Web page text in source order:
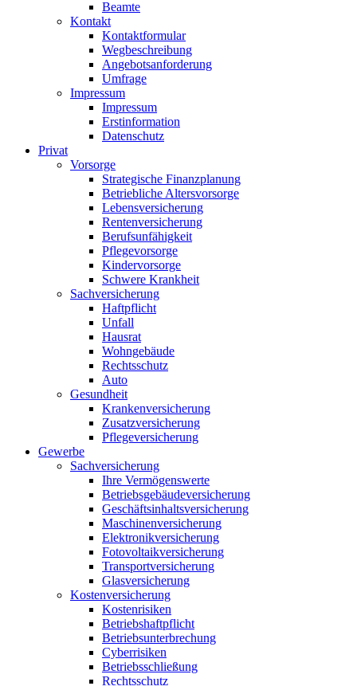
Beamte
Kontakt
Kontaktformular
Wegbeschreibung
Angebotsanforderung
Umfrage
Impressum
Impressum
Erstinformation
Datenschutz
Privat
Vorsorge
Strategische Finanzplanung
Betriebliche Altersvorsorge
Lebensversicherung
Rentenversicherung
Berufsunfähigkeit
Pflegevorsorge
Kindervorsorge
Schwere Krankheit
Sachversicherung
Haftpflicht
Unfall
Hausrat
Wohngebäude
Rechtsschutz
Auto
Gesundheit
Krankenversicherung
Zusatzversicherung
Pflegeversicherung
Gewerbe
Sachversicherung
Ihre Vermögenswerte
Betriebsgebäudeversicherung
Geschäftsinhaltsversicherung
Maschinenversicherung
Elektronikversicherung
Fotovoltaikversicherung
Transportversicherung
Glasversicherung
Kostenversicherung
Kostenrisiken
Betriebshaftpflicht
Betriebsunterbrechung
Cyberrisiken
Betriebsschließung
Rechtsschutz